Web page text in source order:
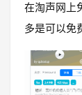
在淘声网上
多是可以免